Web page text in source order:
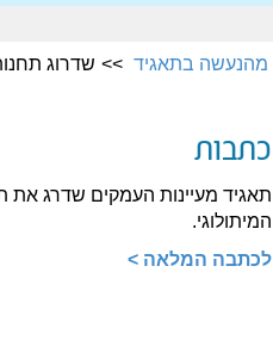
מהנעשה בתאגיד שדרוג
כתבות
תאגיד מעיינות העמקים שדרג
המיתולוגי.
לכתבה המלאה >